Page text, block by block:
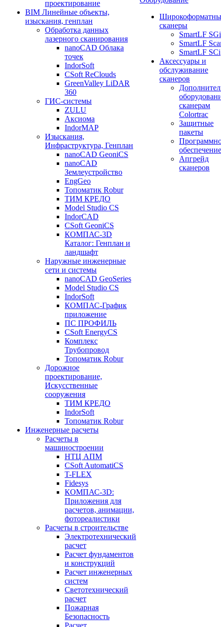
проектирование
BIM Линейные объекты,
изыскания, генплан
Обработка данных
лазерного сканирования
nanoCAD Облака
точек
IndorSoft
CSoft ReClouds
GreenValley LiDAR
360
ГИС-системы
ZULU
Аксиома
IndorMAP
Изыскания,
Инфраструктура, Генплан
nanoCAD GeoniCS
nanoCAD
Землеустройство
EngGeo
Топоматик Robur
ТИМ КРЕДО
Model Studio CS
IndorCAD
CSoft GeoniCS
КОМПАС-3D
Каталог: Генплан и
ландшафт
Наружные инженерные
сети и системы
nanoCAD GeoSeries
Model Studio CS
IndorSoft
КОМПАС-График
приложение
ПС ПРОФИЛЬ
CSoft EnergyCS
Комплекс
Трубопровод
Топоматик Robur
Дорожное
проектирование,
Искусственные
сооружения
ТИМ КРЕДО
IndorSoft
Топоматик Robur
Инженерные расчеты
Расчеты в
машиностроении
НТЦ АПМ
CSoft AutomatiCS
T-FLEX
Fidesys
КОМПАС-3D:
Приложения для
расчетов, анимации,
фотореалистики
Расчеты в строительстве
Электротехнический
расчет
Расчет фундаментов
и конструкций
Расчет инженерных
систем
Светотехнический
расчет
Пожарная
Безопасность
Расчет
сканеры
SmartLF SGi
SmartLF
SmartLF SCi
Аксессуары и
обслуживание
сканеров
сканерам
Colortrac
Защитные
пакеты
обеспечение
Апгрейд
сканеров